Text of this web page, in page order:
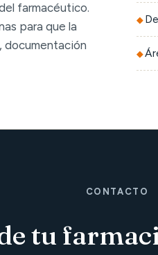
farmacéutico.
para que la
documentación
CONTACTO
tu